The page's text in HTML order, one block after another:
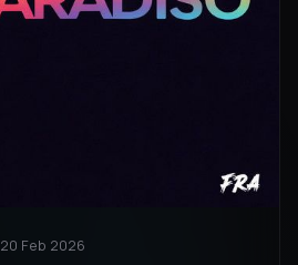
20 Feb 2026